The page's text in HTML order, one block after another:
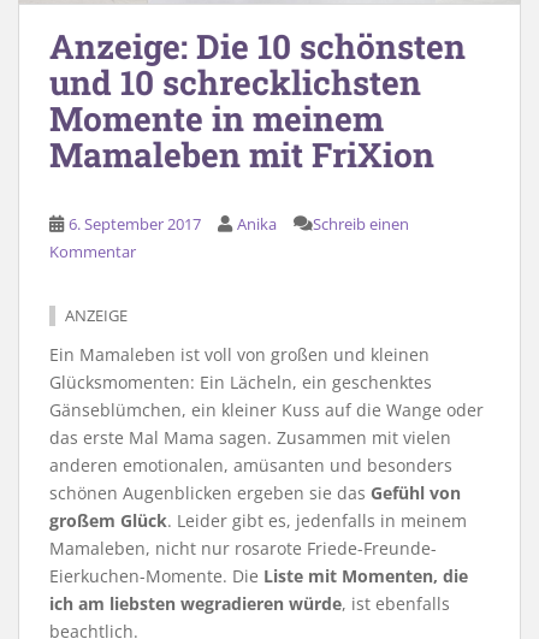
Anzeige: Die 10 schönsten
und 10 schrecklichsten
Momente in meinem
Mamaleben mit FriXion
6. September 2017 Anika
Schreib einen
Kommentar
ANZEIGE
Ein Mamaleben ist voll von großen und kleinen
Glücksmomenten: Ein Lächeln, ein geschenktes
Gänseblümchen, ein kleiner Kuss auf die Wange oder
das erste Mal Mama sagen. Zusammen mit vielen
anderen emotionalen, amüsanten und besonders
schönen Augenblicken ergeben sie das Gefühl von
großem Glück. Leider gibt es, jedenfalls in meinem
Mamaleben, nicht nur rosarote Friede-Freunde-
Eierkuchen-Momente. Die Liste mit Momenten, die
ich am liebsten wegradieren würde, ist ebenfalls
beachtlich.